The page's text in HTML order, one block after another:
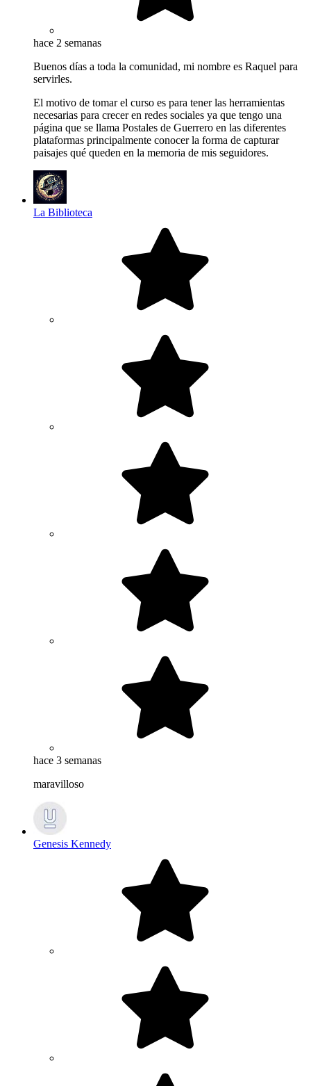
hace 2 semanas
Buenos días a toda la comunidad, mi nombre es Raquel para
servirles.
El motivo de tomar el curso es para tener las herramientas
necesarias para crecer en redes sociales ya que tengo una
página que se llama Postales de Guerrero en las diferentes
plataformas principalmente conocer la forma de capturar
paisajes qué queden en la memoria de mis seguidores.
La Biblioteca
hace 3 semanas
maravilloso
Genesis Kennedy